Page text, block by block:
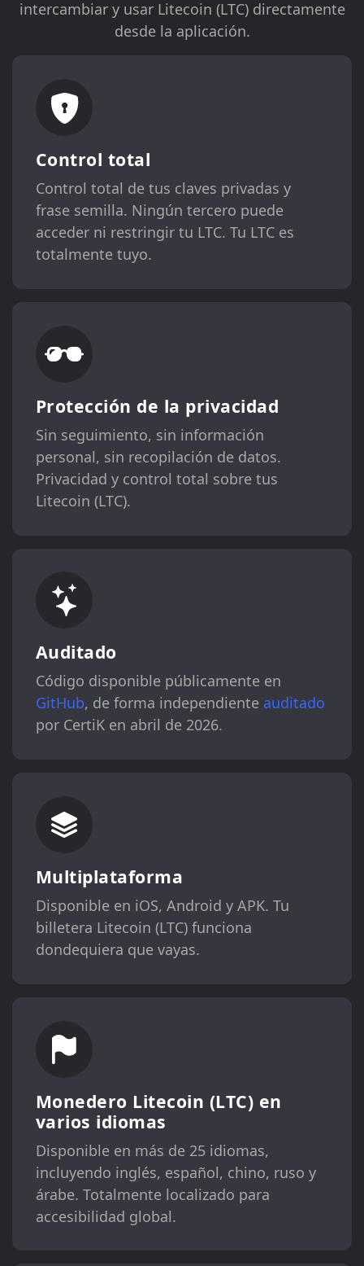
intercambiar y usar Litecoin (LTC) directamente
desde la aplicación.
Control total
Control total de tus claves privadas y
frase semilla. Ningún tercero puede
acceder ni restringir tu LTC. Tu LTC es
totalmente tuyo.
Protección de la privacidad
Sin seguimiento, sin información
personal, sin recopilación de datos.
Privacidad y control total sobre tus
Litecoin (LTC).
Auditado
Código disponible públicamente en
GitHub, de forma independiente auditado
por CertiK en abril de 2026.
Multiplataforma
Disponible en iOS, Android y APK. Tu
billetera Litecoin (LTC) funciona
dondequiera que vayas.
Monedero Litecoin (LTC) en
varios idiomas
Disponible en más de 25 idiomas,
incluyendo inglés, español, chino, ruso y
árabe. Totalmente localizado para
accesibilidad global.